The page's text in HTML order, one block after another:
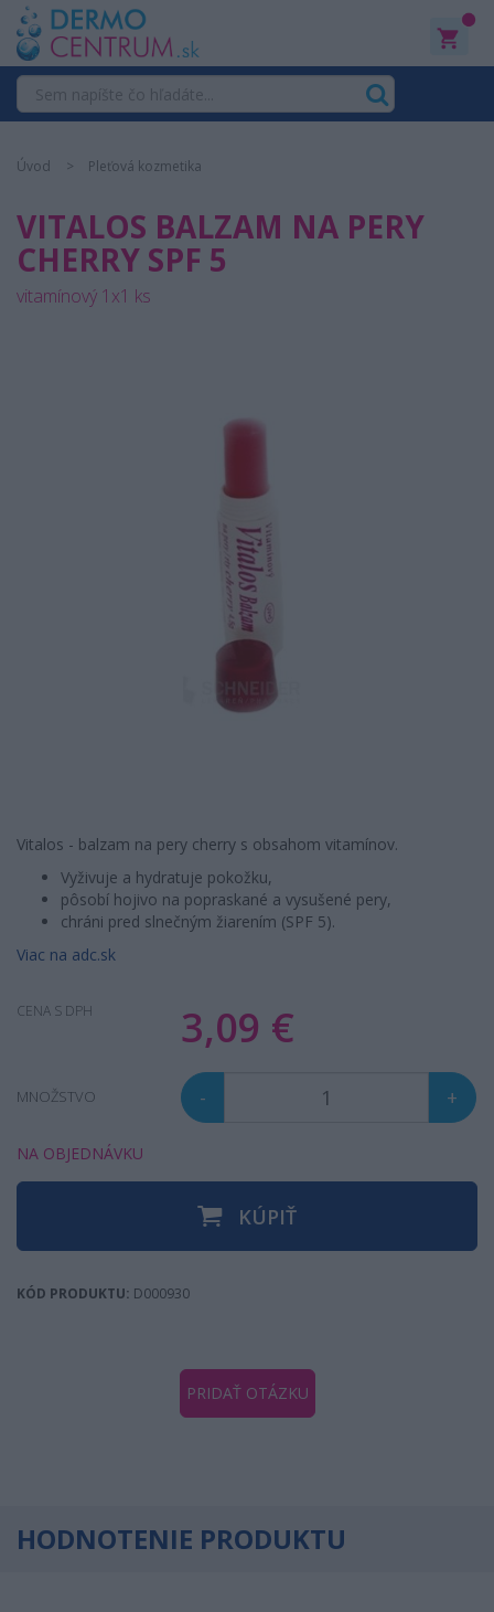
Úvod Pleťová kozmetika
VITALOS BALZAM NA PERY
CHERRY SPF 5
vitamínový 1x1 ks
Vitalos - balzam na pery cherry s obsahom vitamínov.
Vyživuje a hydratuje pokožku,
pôsobí hojivo na popraskané a vysušené pery,
chráni pred slnečným žiarením (SPF 5).
Viac na adc.sk
CENA S DPH 3,09 €
MNOŽSTVO - +
NA OBJEDNÁVKU
KÚPIŤ
KÓD PRODUKTU: D000930
PRIDAŤ OTÁZKU
HODNOTENIE PRODUKTU